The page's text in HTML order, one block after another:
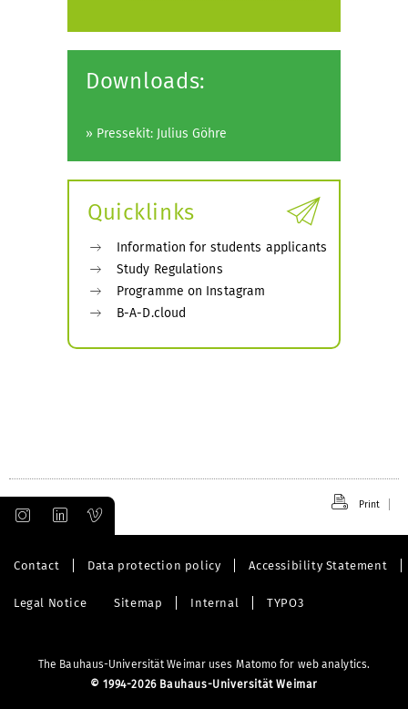
Downloads:
» Pressekit: Julius Göhre
Quicklinks
Information for students applicants
Study Regulations
Programme on Instagram
B-A-D.cloud
Print
Contact Data protection policy Accessibility Statement
Legal Notice Sitemap Internal TYPO3
The Bauhaus-Universität Weimar uses Matomo for web analytics.
© 1994-2026 Bauhaus-Universität Weimar